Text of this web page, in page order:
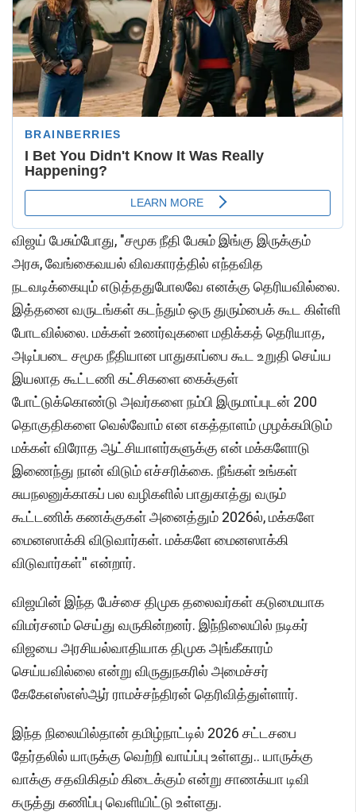
விஜய் பேசும்போது, "சமூக நீதி பேசும் இங்கு இருக்கும்
அரசு, வேங்கைவயல் விவகாரத்தில் எந்தவித
நடவடிக்கையும் எடுத்ததுபோலவே எனக்கு தெரியவில்லை.
இத்தனை வருடங்கள் கடந்தும் ஒரு துரும்பைக் கூட கிள்ளி
போடவில்லை. மக்கள் உணர்வுகளை மதிக்கத் தெரியாத,
அடிப்படை சமூக நீதியான பாதுகாப்பை கூட உறுதி செய்ய
இயலாத கூட்டணி கட்சிகளை கைக்குள்
போட்டுக்கொண்டு அவர்களை நம்பி இருமாப்புடன் 200
தொகுதிகளை வெல்வோம் என எகத்தாளம் முழக்கமிடும்
மக்கள் விரோத ஆட்சியாளர்களுக்கு என் மக்களோடு
இணைந்து நான் விடும் எச்சரிக்கை. நீங்கள் உங்கள்
சுயநலனுக்காகப் பல வழிகளில் பாதுகாத்து வரும்
கூட்டணிக் கணக்குகள் அனைத்தும் 2026ல், மக்களே
மைனஸாக்கி விடுவார்கள். மக்களே மைனஸாக்கி
விடுவார்கள்'' என்றார்.
விஜயின் இந்த பேச்சை திமுக தலைவர்கள் கடுமையாக
விமர்சனம் செய்து வருகின்றனர். இந்நிலையில் நடிகர்
விஜயை அரசியல்வாதியாக திமுக அங்கீகாரம்
செய்யவில்லை என்று விருதுநகரில் அமைச்சர்
கேகேஎஸ்எஸ்ஆர் ராமச்சந்திரன் தெரிவித்துள்ளார்.
இந்த நிலையில்தான் தமிழ்நாட்டில் 2026 சட்டசபை
தேர்தலில் யாருக்கு வெற்றி வாய்ப்பு உள்ளது.. யாருக்கு
வாக்கு சதவிகிதம் கிடைக்கும் என்று சாணக்யா டிவி
கருத்து கணிப்பு வெளியிட்டு உள்ளது.